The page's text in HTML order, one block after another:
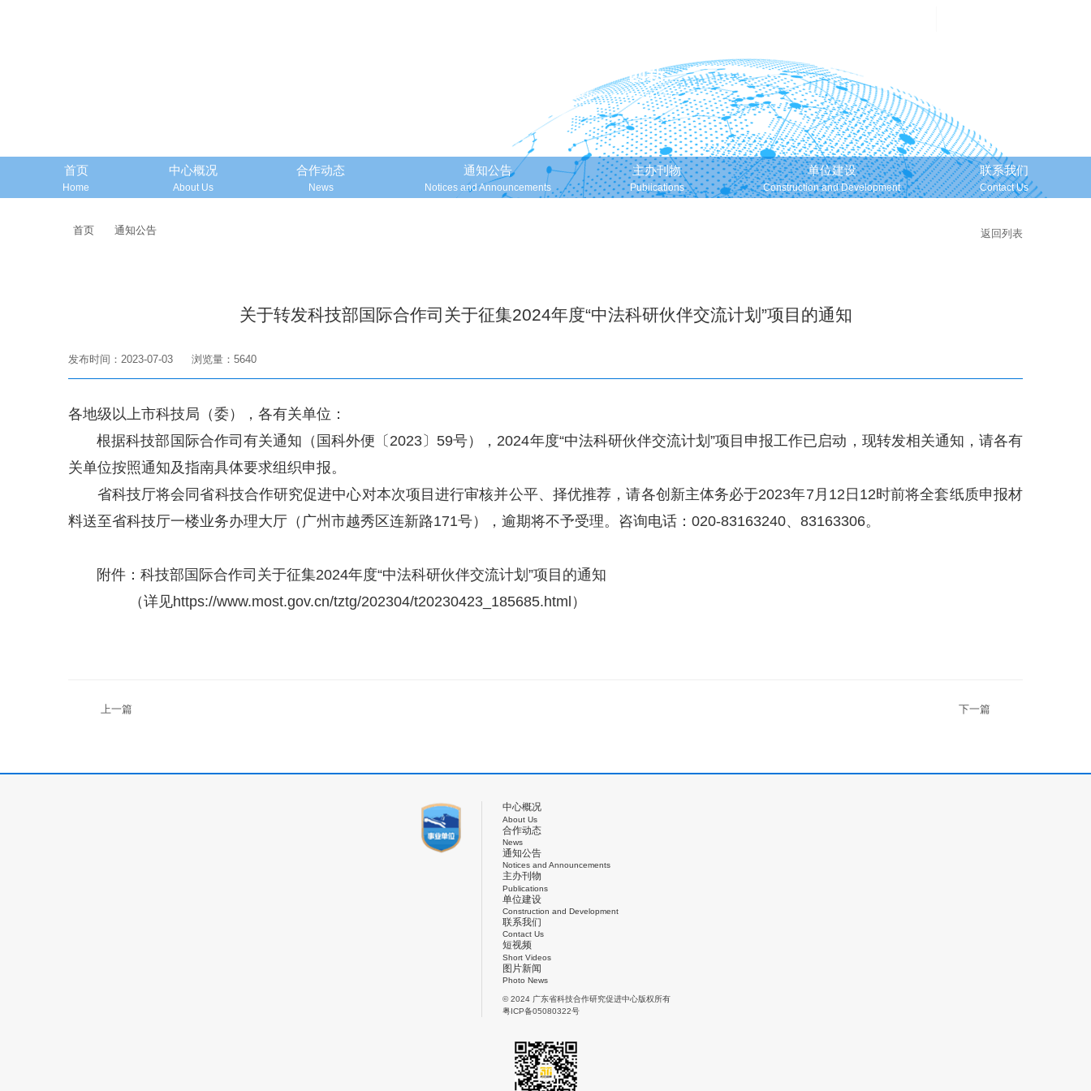
首页
Home
中心概况
About Us
合作动态
News
通知公告
Notices and Announcements
主办刊物
Publications
单位建设
Construction and Development
联系我们
Contact Us
首页 通知公告 返回列表
关于转发科技部国际合作司关于征集2024年度“中法科研伙伴交流计划”项目的通知
发布时间：2023-07-03 浏览量：5640
各地级以上市科技局（委），各有关单位：
根据科技部国际合作司有关通知（国科外便〔2023〕59号），2024年度“中法科研伙伴交流计划”项目申报工作已启动，现转发相关通知，请各有
关单位按照通知及指南具体要求组织申报。
省科技厅将会同省科技合作研究促进中心对本次项目进行审核并公平、择优推荐，请各创新主体务必于2023年7月12日12时前将全套纸质申报材
料送至省科技厅一楼业务办理大厅（广州市越秀区连新路171号），逾期将不予受理。咨询电话：020-83163240、83163306。
附件： 科技部国际合作司关于征集2024年度“中法科研伙伴交流计划”项目的通知
（详见https://www.most.gov.cn/tztg/202304/t20230423_185685.html ）
上一篇 下一篇
中心概况
About Us
合作动态
News
通知公告
Notices and Announcements
主办刊物
Publications
单位建设
Construction and Development
联系我们
Contact Us
短视频
Short Videos
图片新闻
Photo News
© 2024 广东省科技合作研究促进中心版权所有
粤ICP备05080322号